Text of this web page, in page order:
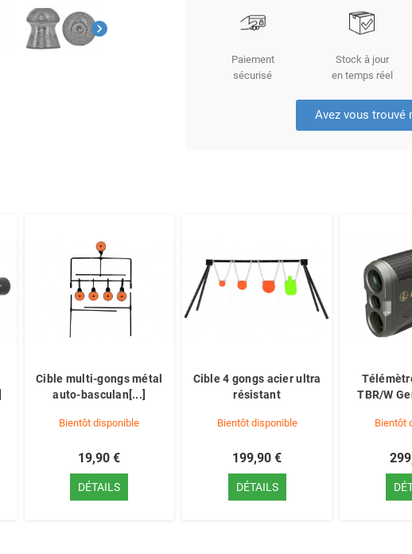
chevron_right
Paiement
sécurisé
Stock à jour
en temps réel
Avez vous trouvé
Cible multi-gongs métal
auto-basculan[...]
Bientôt disponible
19,90 €
DÉTAILS
Cible 4 gongs acier ultra
résistant
Bientôt disponible
199,90 €
DÉTAILS
TBR/W
Bientôt